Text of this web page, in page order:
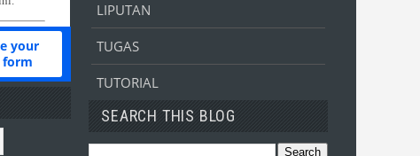
LIPUTAN
TUGAS
TUTORIAL
SEARCH THIS BLOG